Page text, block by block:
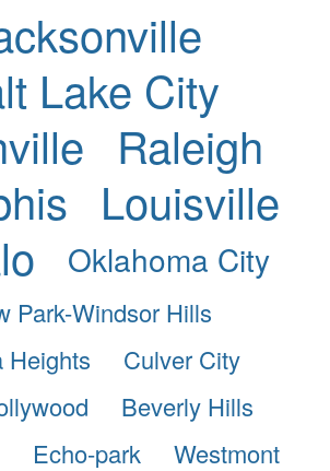
Lake City
Raleigh
Louisville
Oklahoma City
Park-Windsor Hills
Heights
Culver City
Beverly Hills
Echo-park
Westmont